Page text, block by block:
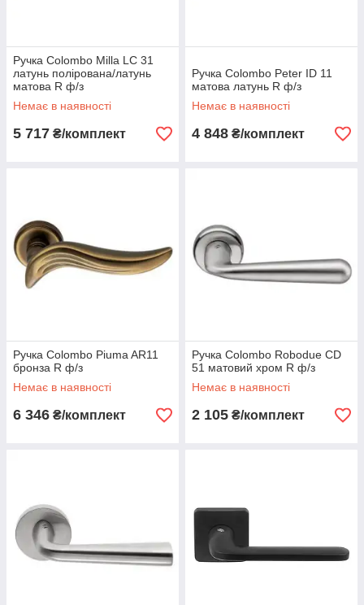
Ручка Colombo Milla LC 31
латунь полірована/латунь
матова R ф/з
Немає в наявності
5 717 ₴/комплект
Ручка Colombo Peter ID 11
матова латунь R ф/з
Немає в наявності
4 848 ₴/комплект
Ручка Colombo Piuma AR11
бронза R ф/з
Немає в наявності
6 346 ₴/комплект
Ручка Colombo Robodue CD
51 матовий хром R ф/з
Немає в наявності
2 105 ₴/комплект